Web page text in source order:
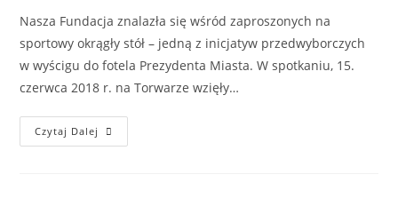
Nasza Fundacja znalazła się wśród zaproszonych na
sportowy okrągły stół – jedną z inicjatyw przedwyborczych
w wyścigu do fotela Prezydenta Miasta. W spotkaniu, 15.
czerwca 2018 r. na Torwarze wzięły…
Czytaj Dalej